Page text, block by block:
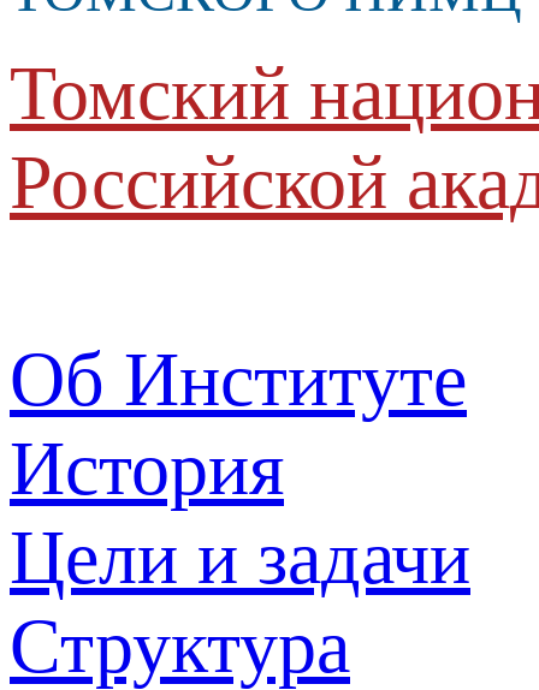
Томский
Российской
Об Институте
История
Цели и задачи
Структура